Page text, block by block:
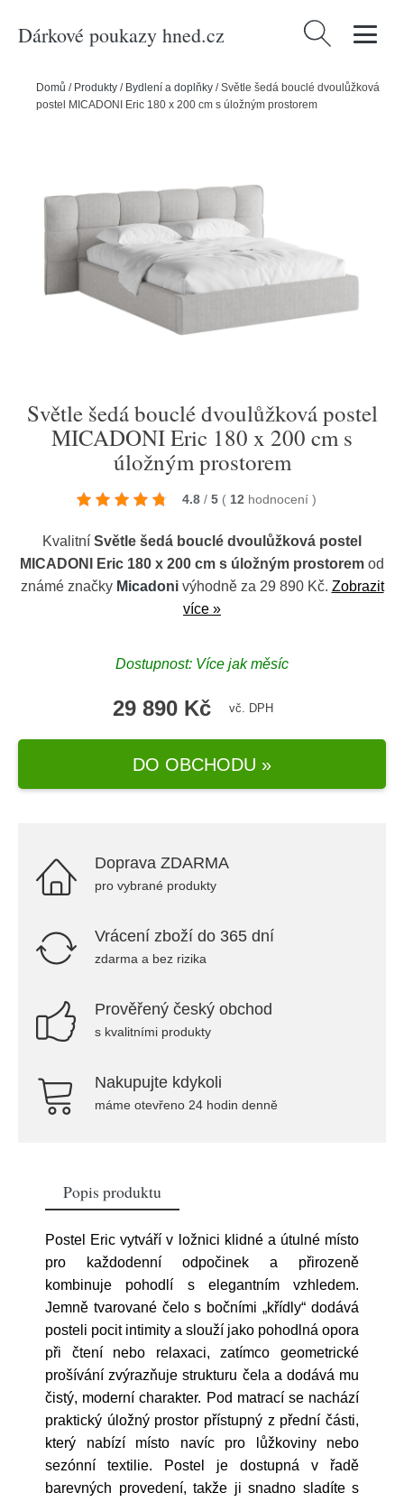
Dárkové poukazy hned.cz Vyhledávání
Domů / Produkty / Bydlení a doplňky /Světle šedá bouclé dvoulůžková
postel MICADONI Eric 180 x 200 cm s úložným prostorem
Světle šedá bouclé dvoulůžková postel
MICADONI Eric 180 x 200 cm s
úložným prostorem
4.8 / 5 ( 12 hodnocení )
Kvalitní Světle šedá bouclé dvoulůžková postel
MICADONI Eric 180 x 200 cm s úložným prostorem od
známé značky Micadonivýhodně za 29 890 Kč. Zobrazit
více »
Dostupnost: Více jak měsíc
29 890 Kč vč. DPH
DO OBCHODU »
Doprava ZDARMA
pro vybrané produkty
Vrácení zboží do 365 dní
zdarma a bez rizika
Prověřený český obchod
s kvalitními produkty
Nakupujte kdykoli
máme otevřeno 24 hodin denně
Popis produktu
Postel Eric vytváří v ložnici klidné a útulné místo
pro každodenní odpočinek a přirozeně
kombinuje pohodlí s elegantním vzhledem.
Jemně tvarované čelo s bočními „křídly“ dodává
posteli pocit intimity a slouží jako pohodlná opora
při čtení nebo relaxaci, zatímco geometrické
prošívání zvýrazňuje strukturu čela a dodává mu
čistý, moderní charakter. Pod matrací se nachází
praktický úložný prostor přístupný z přední části,
který nabízí místo navíc pro lůžkoviny nebo
sezónní textilie. Postel je dostupná v řadě
barevných provedení, takže ji snadno sladíte s